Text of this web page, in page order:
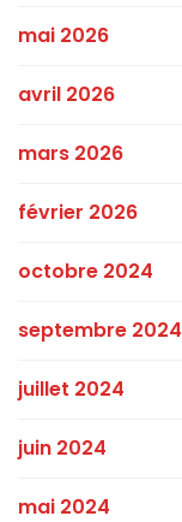
mai 2026
avril 2026
mars 2026
février 2026
octobre 2024
septembre 2024
juillet 2024
juin 2024
mai 2024